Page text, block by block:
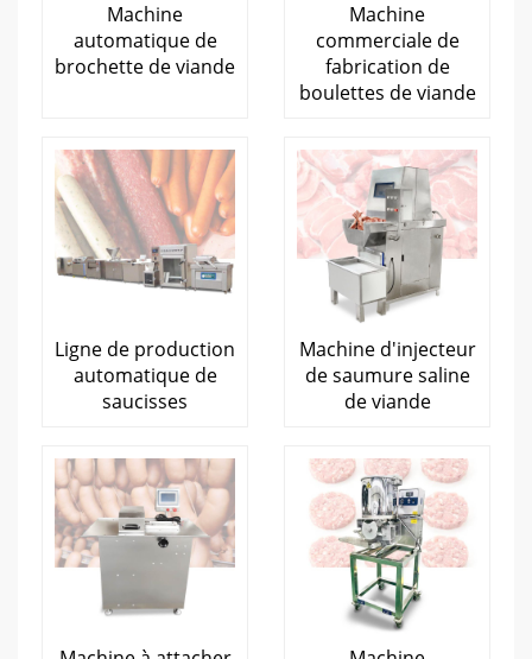
Machine
automatique de
brochette de viande
Machine
commerciale de
fabrication de
boulettes de viande
Ligne de production
automatique de
saucisses
Machine d'injecteur
de saumure saline
de viande